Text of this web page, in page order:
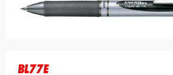
BL77E